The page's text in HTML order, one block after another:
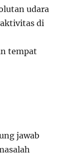
udara
di
tempat
jawab